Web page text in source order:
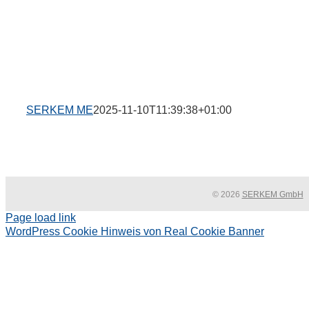
SERKEM ME2025-11-10T11:39:38+01:00
© 2026 SERKEM GmbH
Page load link
WordPress Cookie Hinweis von Real Cookie Banner